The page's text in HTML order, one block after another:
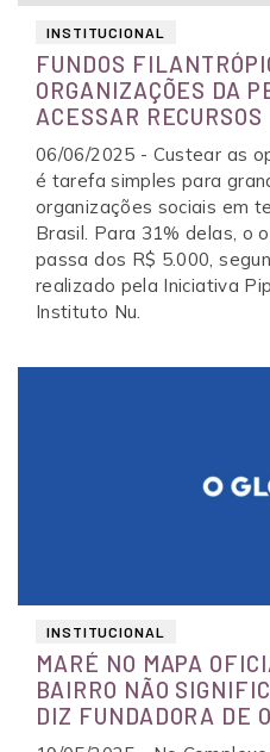
INSTITUCIONAL
FUNDOS
ORGANIZAÇÕES DA
ACESSAR RECURSOS
06/06/2025 - Custear as
é tarefa simples para
organizações sociais em
Brasil. Para 31% delas, o
passa dos R$ 5.000,
realizado pela Iniciativa
Instituto Nu.
INSTITUCIONAL
MARÉ NO MAPA
BAIRRO NÃO
DIZ FUNDADORA DE